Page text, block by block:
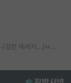
연구-교육에 열정을 잃은 공대 교수님들께 드리는 시니컬한 메세지...(ㅂㄷㅂㄷ)